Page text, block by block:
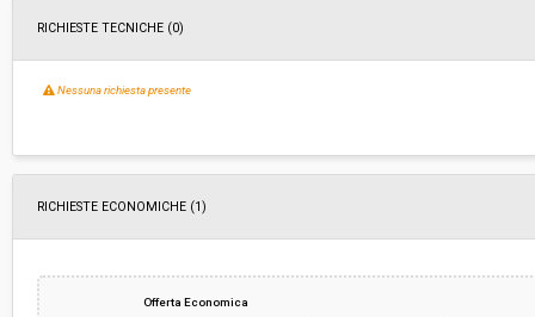
RICHIESTE TECNICHE (0)
Nessuna richiesta presente
RICHIESTE ECONOMICHE (1)
Offerta Economica